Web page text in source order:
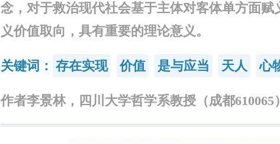
念，对于救治现代社会基于主体对客体单方面
义价值取向，具有重要的理论意义。
关键词： 存在实现 价值 是与应当 天人 心
作者李景林，四川大学哲学系教授（成都610065